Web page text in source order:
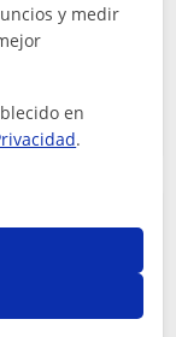
dar
y medir
en
.